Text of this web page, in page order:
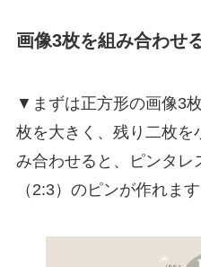
画像3枚を組み合わせ
▼まずは正方形の画像3
枚を大きく、残り二枚を
み合わせると、ピンタレ
（2:3）のピンが作れます